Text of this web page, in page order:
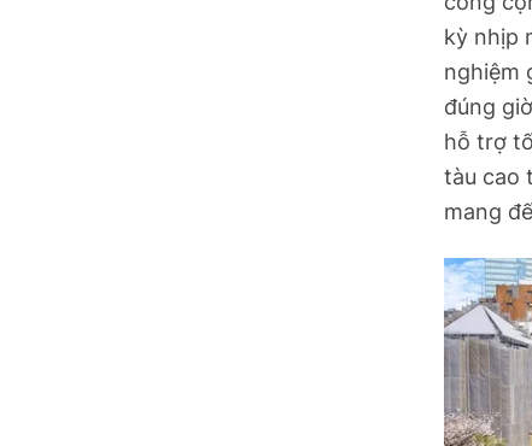
kỳ nhịp
nghiệm
đúng
hỗ trợ
tàu cao
mang